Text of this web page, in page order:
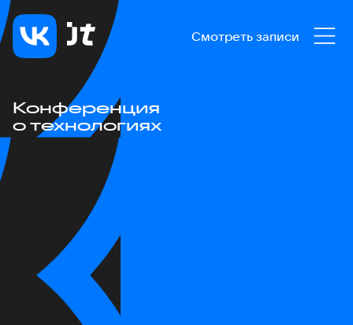
Смотреть записи
Конференция
о технологиях